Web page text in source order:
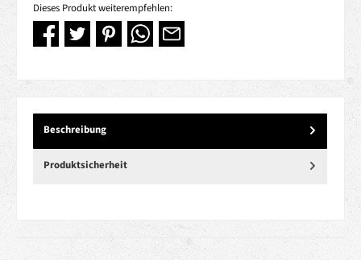
Dieses Produkt weiterempfehlen:
Beschreibung
Produktsicherheit